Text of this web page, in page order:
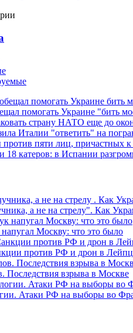
помогать Украине "бить
страну НАТО еще до
Италии "ответить" на
против пяти лиц, причастных
18 катеров: в Испании
а не на стрелу". Как
Москву: что это было
против РФ и дрон в
Последствия взрыва в Москве
Атаки РФ на выборы во